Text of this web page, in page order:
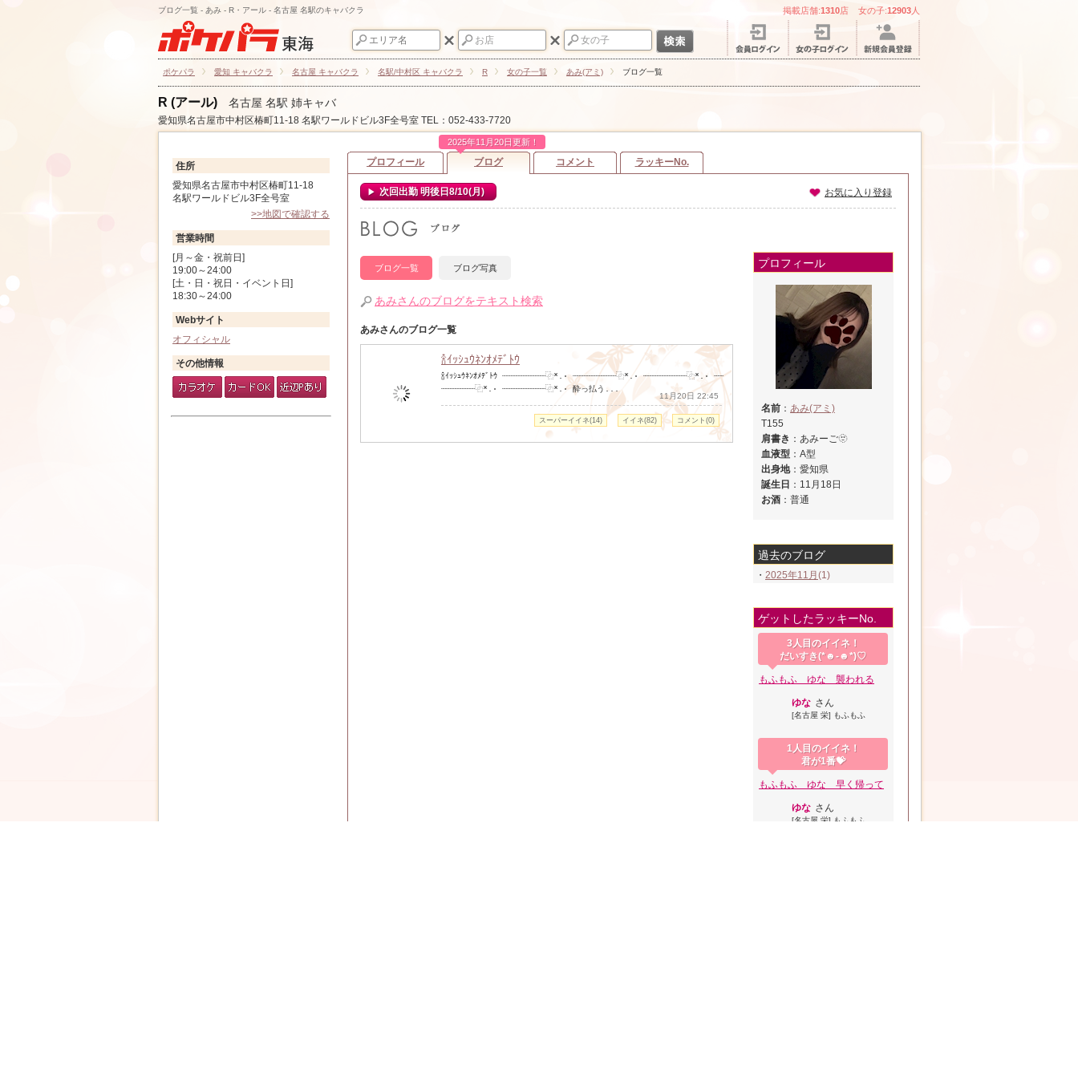
ブログ一覧 - あみ - R・アール - 名古屋 名駅のキャバクラ 掲載店舗:1310店 女の子:12903 人
ポケパラ 愛知 キャバクラ 名古屋 キャバクラ 名駅/中村区 キャバクラ R 女の子一覧 あみ(アミ) ブログ一覧
R (アール) 名古屋 名駅 姉キャバ
愛知県名古屋市中村区椿町11-18 名駅ワールドビル3F全号室 TEL：052-433-7720
プロフィール
2025年11月20日更新！
ブログ コメント ラッキーNo.
次回出勤 明後日8/10(月) お気に入り登録
ブログ一覧 ブログ写真
あみさんのブログをテキスト検索
あみさんのブログ一覧
🍾ｲｯｼｭｳﾈﾝｵﾒﾃﾞﾄｳ
🍾ｲｯｼｭｳﾈﾝｵﾒﾃﾞﾄｳ ┈┈┈┈┈┈┈┈┈⿻*.· ┈┈┈┈┈┈┈┈┈⿻*.· ┈┈┈┈┈┈┈┈┈⿻*.· ┈┈
┈┈┈┈┈┈┈⿻*.· ┈┈┈┈┈┈┈┈┈⿻*.· 酔っ払う...
11月20日 22:45
スーパーイイネ(14) イイネ(82) コメント(0)
プロフィール
名前 ： あみ(アミ)
T155
肩書き ：あみーご🫥
血液型 ：A型
出身地：愛知県
誕生日 ：11月18日
お酒 ：普通
過去のブログ
・ 2025年11月(1)
ゲットしたラッキーNo.
3人目のイイネ！
だいすき(*☻-☻*)♡
もふもふ ゆな 襲われる
ゆな さん
[名古屋 栄] もふもふ
1人目のイイネ！
君が1番💝
もふもふ ゆな 早く帰って
ゆな さん
[名古屋 栄] もふもふ
住所
愛知県名古屋市中村区椿町11-18
名駅ワールドビル3F全号室
>>地図で確認する
営業時間
[月～金・祝前日]